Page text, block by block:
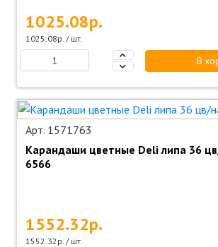
1025.08р.
1025.08р. / шт.
В
Арт. 1571763
Карандаши цветные Deli липа 36
6566
1552.32р.
1552.32р. / шт.